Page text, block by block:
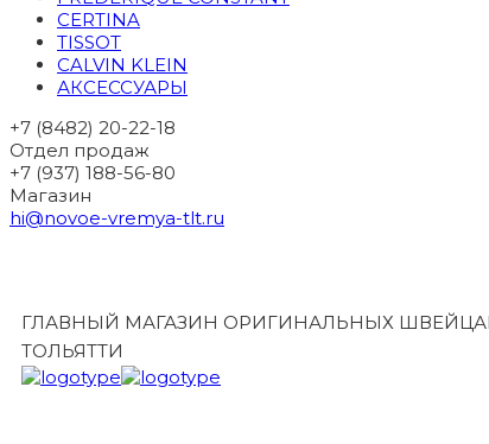
CERTINA
TISSOT
CALVIN KLEIN
АКСЕССУАРЫ
+7 (8482) 20-22-18
Отдел продаж
+7 (937) 188-56-80
Магазин
hi@novoe-vremya-tlt.ru
ГЛАВНЫЙ МАГАЗИН ОРИГИНАЛЬНЫХ
ТОЛЬЯТТИ